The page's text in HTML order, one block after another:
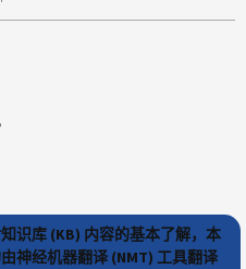
识库 (KB) 内容的基本了解，本
神经机器翻译 (NMT) 工具翻译